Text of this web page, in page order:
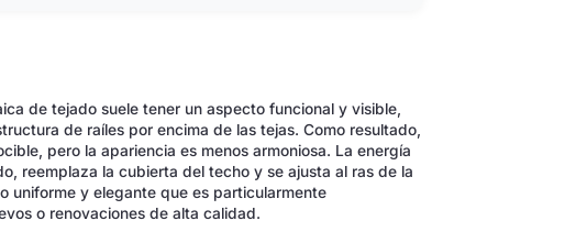
de tejado suele tener un aspecto funcional y visible,
de raíles por encima de las tejas. Como resultado,
pero la apariencia es menos armoniosa. La energía
reemplaza la cubierta del techo y se ajusta al ras de la
uniforme y elegante que es particularmente
o renovaciones de alta calidad.